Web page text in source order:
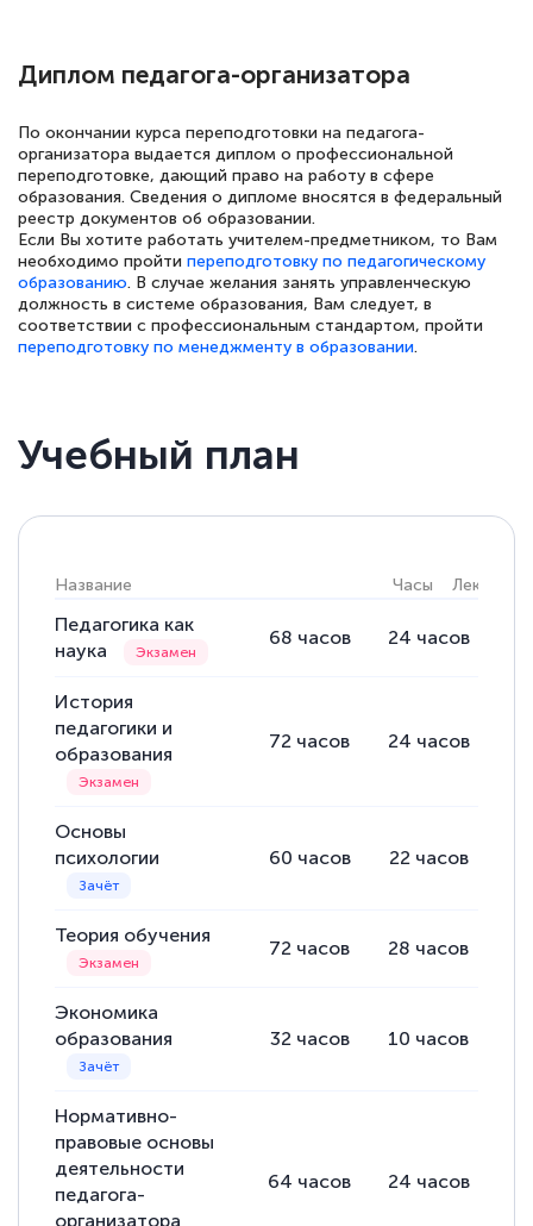
Диплом педагога-организатора
По окончании курса переподготовки на педагога-
организатора выдается диплом о профессиональной
переподготовке, дающий право на работу в сфере
образования. Сведения о дипломе вносятся в федеральный
реестр документов об образовании.
Если Вы хотите работать учителем-предметником, то Вам
необходимо пройти переподготовку по педагогическому
образованию. В случае желания занять управленческую
должность в системе образования, Вам следует, в
соответствии с профессиональным стандартом, пройти
переподготовку по менеджменту в образовании.
Учебный план
Название Часы Лекции
Педагогика как
наука
68 часов 24 часов
История
педагогики и
образования
72 часов 24 часов
Основы
психологии
60 часов 22 часов
Теория обучения
72 часов 28 часов
Экономика
образования
32 часов 10 часов
Нормативно-
правовые основы
деятельности
педагога-
организатора
64 часов 24 часов